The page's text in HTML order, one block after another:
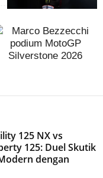
125 NX vs
125: Duel Skutik
dengan